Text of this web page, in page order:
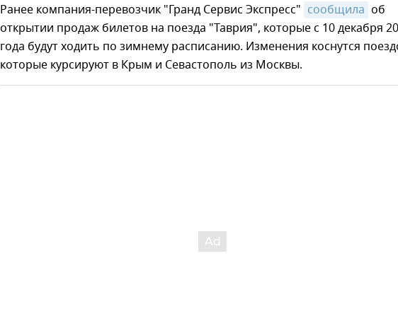
Ранее компания-перевозчик "Гранд Сервис Экспресс" сообщила об
открытии продаж билетов на поезда "Таврия", которые с 10 декабря
года будут ходить по зимнему расписанию. Изменения коснутся
которые курсируют в Крым и Севастополь из Москвы.